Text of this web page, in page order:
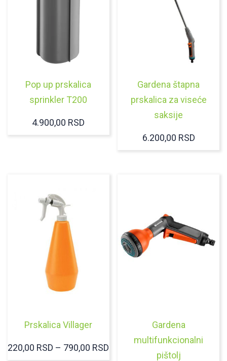
Pop up prskalica
sprinkler T200
4.900,00 RSD
Gardena štapna
prskalica za viseće
saksije
6.200,00 RSD
Prskalica Villager
220,00 RSD – 790,00 RSD RASPON
Gardena
multifunkcionalni
pištolj